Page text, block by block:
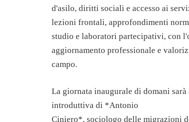
d'asilo, diritti sociali e accesso ai
lezioni frontali, approfondimenti
studio e laboratori partecipativi, con
aggiornamento professionale e
campo.
La giornata inaugurale di domani sarà
introduttiva di *Antonio
Ciniero*, sociologo delle migrazioni